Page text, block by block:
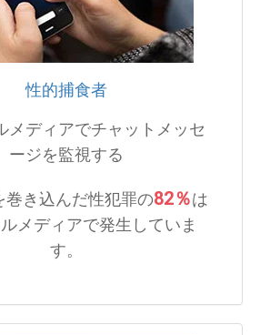
性的捕食者
メディアでチャットメッセ
ージを監視する
巻き込んだ性犯罪の82％は
メディアで発生していま
す。